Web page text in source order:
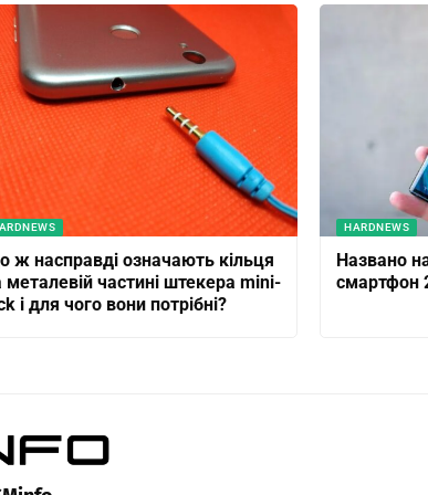
ж насправді означають кільця
металевій частині штекера mini-
і для чого вони потрібні?
HARDNEWS
Названо
смартфон